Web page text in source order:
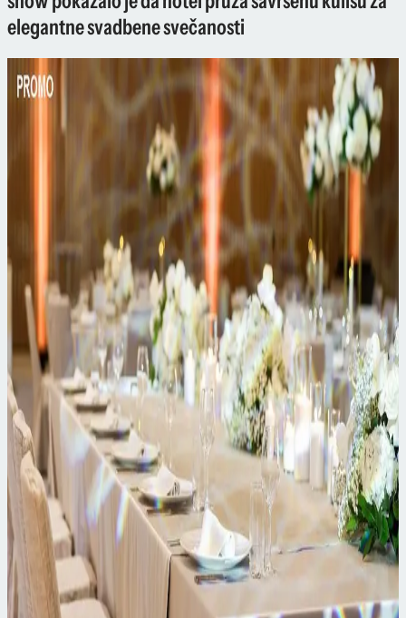
elegantne svadbene svečanosti